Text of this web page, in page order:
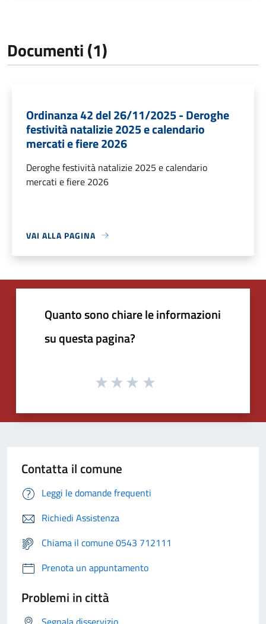
Documenti (1)
Ordinanza 42 del 26/11/2025 - Deroghe
festività natalizie 2025 e calendario
mercati e fiere 2026
Deroghe festività natalizie 2025 e calendario
mercati e fiere 2026
VAI ALLA PAGINA
Quanto sono chiare le informazioni
su questa pagina?
Contatta il comune
Leggi le domande frequenti
Richiedi Assistenza
Chiama il comune 0543 712111
Prenota un appuntamento
Problemi in città